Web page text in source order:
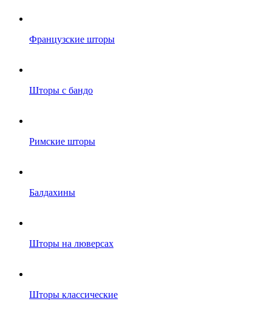
Французские шторы
Шторы с бандо
Римские шторы
Балдахины
Шторы на люверсах
Шторы классические